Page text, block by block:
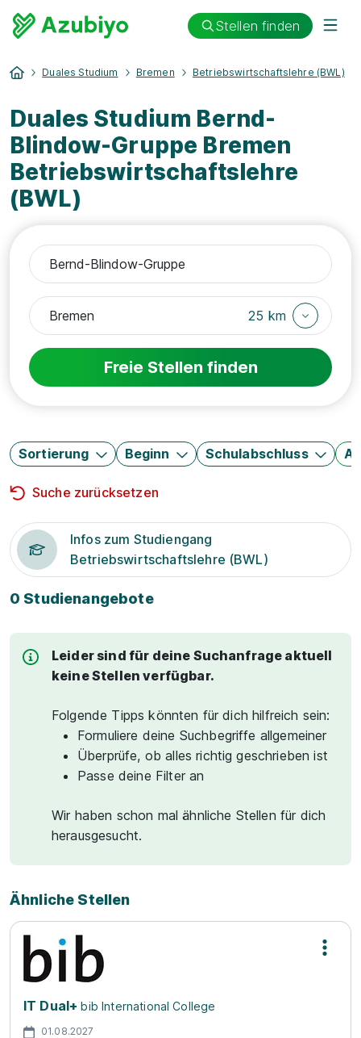
Stellen finden
Duales Studium Bremen Betriebswirtschaftslehre (BWL)
Duales Studium Bernd-
Blindow-Gruppe Bremen
Betriebswirtschaftslehre
(BWL)
25 km
Freie Stellen finden
Sortierung Beginn Schulabschluss
Suche zurücksetzen
Infos zum Studiengang
Betriebswirtschaftslehre (BWL)
0 Studienangebote
Leider sind für deine Suchanfrage aktuell
keine Stellen verfügbar.
Folgende Tipps könnten für dich hilfreich sein:
Formuliere deine Suchbegriffe allgemeiner
Überprüfe, ob alles richtig geschrieben ist
Passe deine Filter an
Wir haben schon mal ähnliche Stellen für dich
herausgesucht.
Ähnliche Stellen
IT Dual+ bib International College
01.08.2027